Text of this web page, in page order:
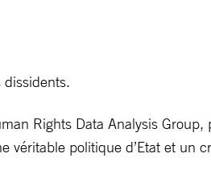
dissidents.
Rights Data Analysis
politique d’Etat et un